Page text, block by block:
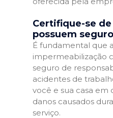
Certifique-se
possuem seguro
É fundamental que
impermeabilização
seguro de
acidentes de
você e sua casa em
danos causados
serviço.